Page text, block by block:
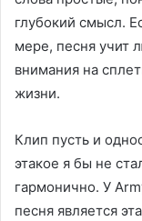
глубокий смысл.
мере, песня учит
внимания на
жизни.
Клип пусть и
этакое я бы не
гармонично. У
песня является